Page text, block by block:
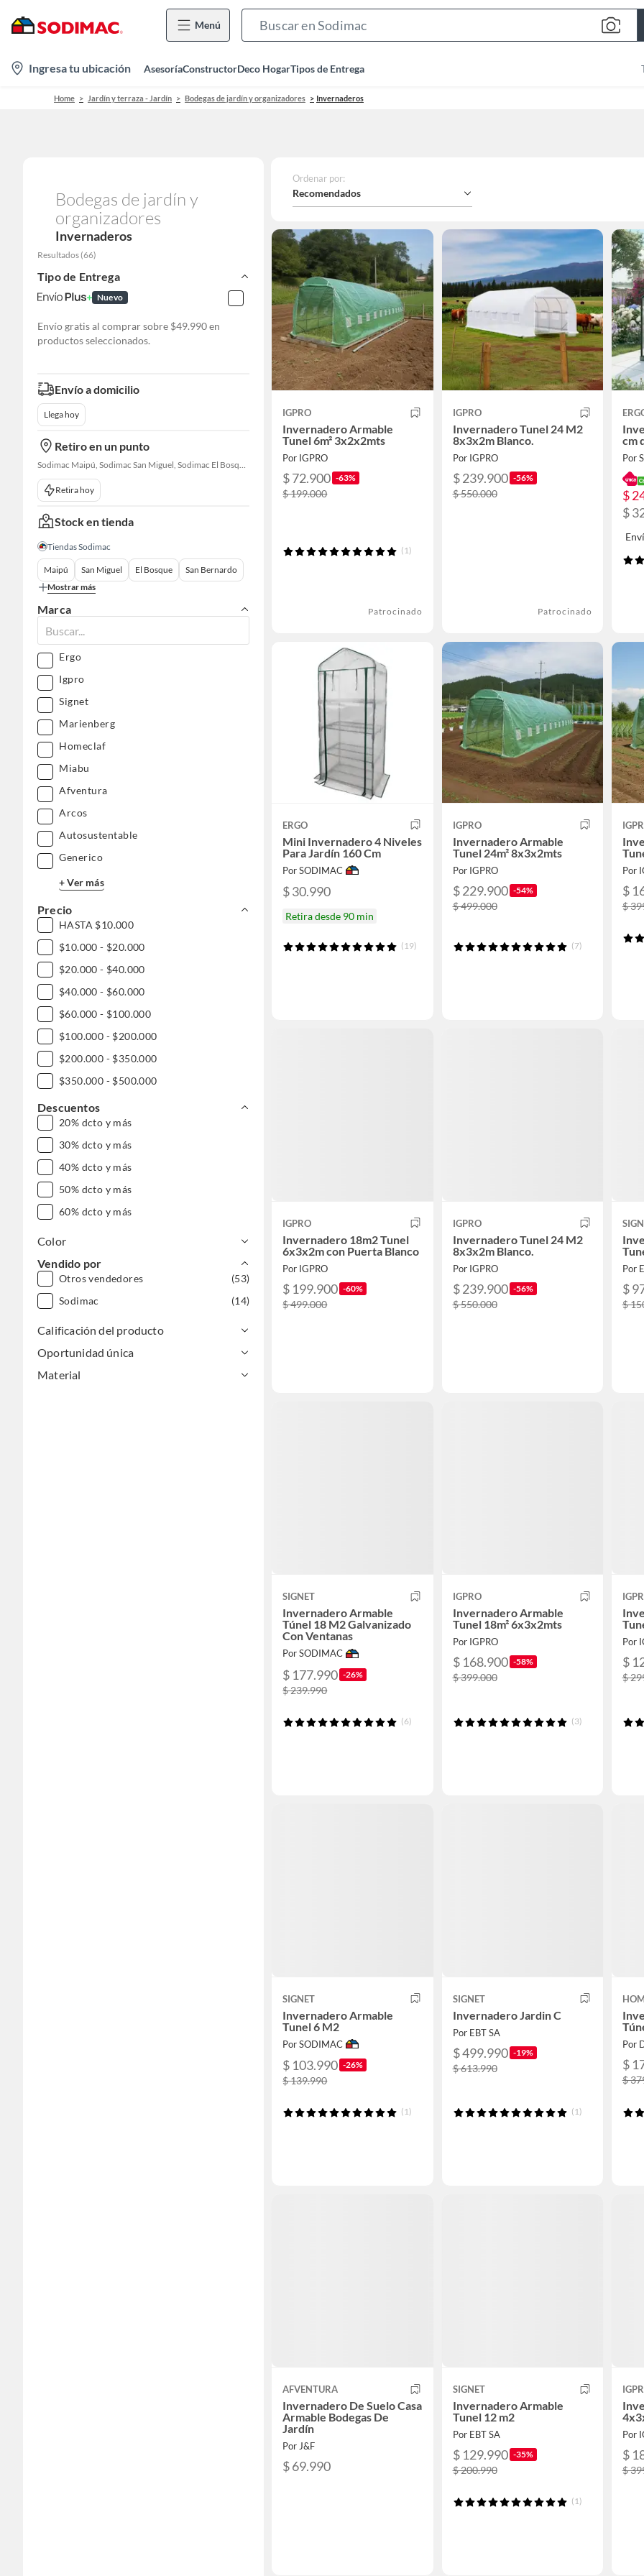
Menú
Bar
location-
icon
Ingresa tu ubicación AsesoríaConstructorDeco HogarTipos de Entrega
Home Jardín y terraza - Jardín Bodegas de jardín y organizadores Invernaderos
Bodegas de jardín y
organizadores
Invernaderos
Resultados (66)
Tipo de Entrega
Nuevo
Envío gratis al comprar sobre $49.990 en
productos seleccionados.
Envío a domicilio
Llega hoy
Retiro en un punto
Sodimac Maipú, Sodimac San Miguel, Sodimac El Bosque, Sodimac San Bernardo, Sodimac San Fernando
Retira hoy
Stock en tienda
Tiendas Sodimac
Maipú San Miguel El Bosque
San Bernardo
Mostrar más
Marca
Ergo
Igpro
Signet
Marienberg
Homeclaf
Miabu
Afventura
Arcos
Autosustentable
Generico
+ Ver más
Precio
HASTA $10.000
$10.000 - $20.000
$20.000 - $40.000
$40.000 - $60.000
$60.000 - $100.000
$100.000 - $200.000
$200.000 - $350.000
$350.000 - $500.000
Descuentos
20% dcto y más
30% dcto y más
40% dcto y más
50% dcto y más
60% dcto y más
Color
Vendido por
Otros vendedores
(53)
Sodimac
(14)
Calificación del producto
Oportunidad única
Material
Ordenar por:
Recomendados
IGPRO
Invernadero Armable
Tunel 6m² 3x2x2mts
Por IGPRO
$ 72.900 -63%
$ 199.000
(1)
Patrocinado
IGPRO
Invernadero Tunel 24 M2
8x3x2m Blanco.
Por IGPRO
$ 239.900 -56%
$ 550.000
Patrocinado
cm
Por
$
$
ERGO
Mini Invernadero 4 Niveles
Para Jardín 160 Cm
Por SODIMAC
$ 30.990
Retira desde 90 min
(19)
IGPRO
Invernadero Armable
Tunel 24m² 8x3x2mts
Por IGPRO
$ 229.900 -54%
$ 499.000
(7)
Por
$
$
IGPRO
Invernadero 18m2 Tunel
6x3x2m con Puerta Blanco
Por IGPRO
$ 199.900 -60%
$ 499.000
IGPRO
Invernadero Tunel 24 M2
8x3x2m Blanco.
Por IGPRO
$ 239.900 -56%
$ 550.000
Por
$
$
SIGNET
Invernadero Armable
Túnel 18 M2 Galvanizado
Con Ventanas
Por SODIMAC
$ 177.990 -26%
$ 239.990
(6)
IGPRO
Invernadero Armable
Tunel 18m² 6x3x2mts
Por IGPRO
$ 168.900 -58%
$ 399.000
(3)
Por
$
$
SIGNET
Invernadero Armable
Tunel 6 M2
Por SODIMAC
$ 103.990 -26%
$ 139.990
(1)
SIGNET
Invernadero Jardin C
Por EBT SA
$ 499.990 -19%
$ 613.990
(1)
Por
$
$
AFVENTURA
Invernadero De Suelo Casa
Armable Bodegas De
Jardín
Por J&F
$ 69.990
SIGNET
Invernadero Armable
Tunel 12 m2
Por EBT SA
$ 129.990 -35%
$ 200.990
(1)
Por
$
$